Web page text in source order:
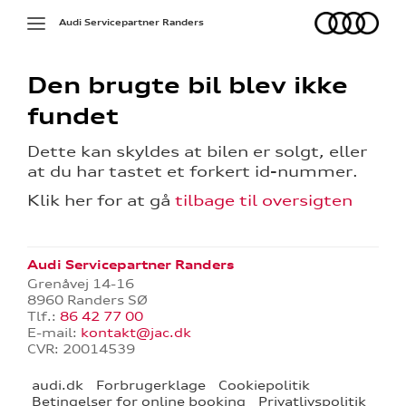
Toggle
Audi
Audi Servicepartner Randers
Den brugte bil blev ikke
fundet
Dette kan skyldes at bilen er solgt, eller
at du har tastet et forkert id-nummer.
Klik her for at gå tilbage til oversigten
Audi Servicepartner Randers
Grenåvej 14-16
8960 Randers SØ
Tlf.: 86 42 77 00
E-mail: kontakt@jac.dk
CVR: 20014539
audi.dk Forbrugerklage
Cookiepolitik
Betingelser for online booking
Privatlivspolitik